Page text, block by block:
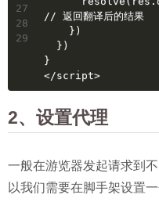
27
28
29
// 返回翻译后的结果
    })
  })
}
</script>
2、设置代理
一般在游览器发起请求到
以我们需要在脚手架设置